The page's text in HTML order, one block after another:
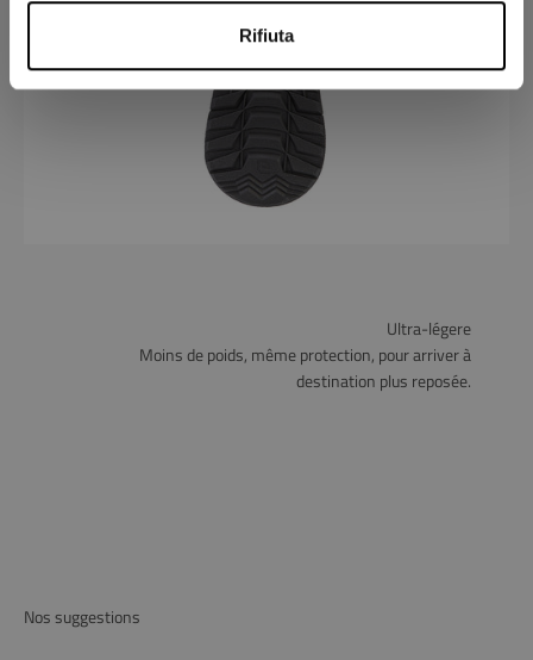
Rifiuta
Ultra-légere
Moins de poids, même protection, pour arriver à
destination plus reposée.
Nos suggestions